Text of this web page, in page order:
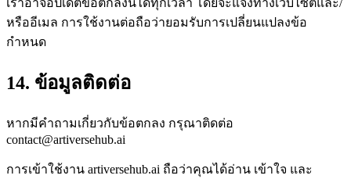
เราอาจอัปเดตข้อตกลงนี้ได้ทุกเวลา โดยจะแจ้งทางเว็บไซต์และ/
หรืออีเมล การใช้งานต่อถือว่ายอมรับการเปลี่ยนแปลงข้อ
กำหนด
14. ข้อมูลติดต่อ
หากมีคำถามเกี่ยวกับข้อตกลง กรุณาติดต่อ
contact@artiversehub.ai
การเข้าใช้งาน artiversehub.ai ถือว่าคุณได้อ่าน เข้าใจ และ